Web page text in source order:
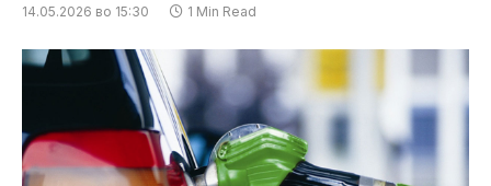
14.05.2026 во 15:30 1 Min Read